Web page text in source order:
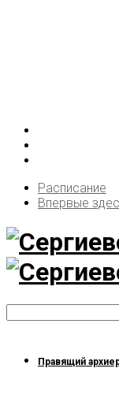
Расписание
Впервые
Правящий